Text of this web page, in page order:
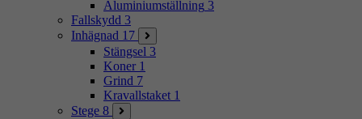
Aluminiumställning 3
Fallskydd 3
Inhägnad 17
Stängsel 3
Koner 1
Grind 7
Kravallstaket 1
Stege 8